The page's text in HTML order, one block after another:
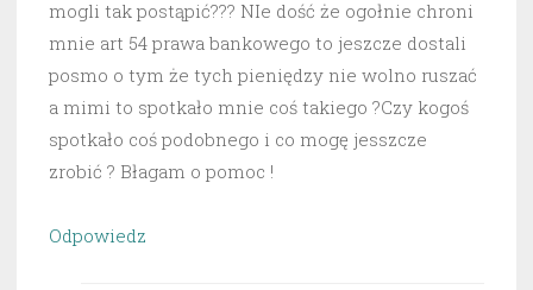
mogli tak postąpić??? NIe dość że ogołnie chroni
mnie art 54 prawa bankowego to jeszcze dostali
posmo o tym że tych pieniędzy nie wolno ruszać
a mimi to spotkało mnie coś takiego ?Czy kogoś
spotkało coś podobnego i co mogę jesszcze
zrobić ? Błagam o pomoc !
Odpowiedz